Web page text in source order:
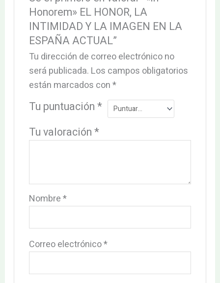
Honorem» EL HONOR, LA
INTIMIDAD Y LA IMAGEN EN LA
ESPAÑA ACTUAL”
Tu dirección de correo electrónico no
será publicada. Los campos obligatorios
están marcados con*
Tu puntuación*
Tu valoración*
Nombre*
Correo electrónico*